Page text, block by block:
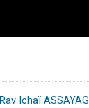
Rav Ichaï ASSAYAG